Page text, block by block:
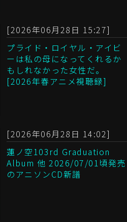
[2026年06月28日 15:27]
プライド・ロイヤル・アイビ
ーは私の母になってくれるか
もしれなかった女性だ。
[2026年春アニメ視聴録]
[2026年06月28日 14:02]
蓮ノ空103rd Graduation
Album 他 2026/07/01頃発売
のアニソンCD新譜